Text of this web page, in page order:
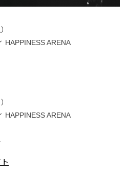
HAPPINESS ARENA
HAPPINESS ARENA